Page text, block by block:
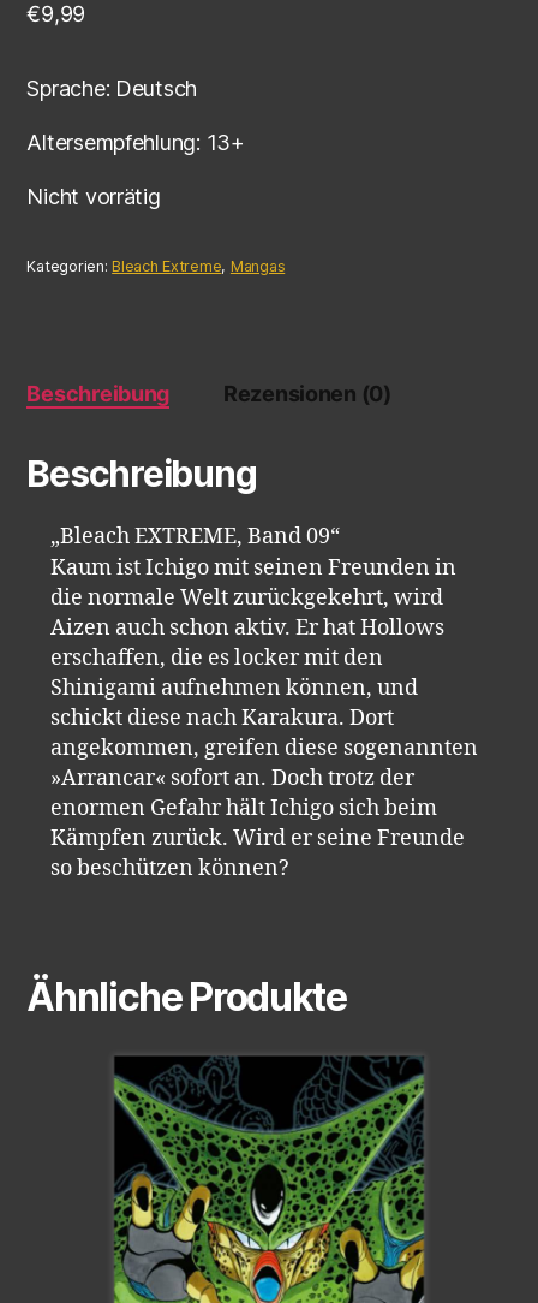
€9,99
Sprache: Deutsch
Altersempfehlung: 13+
Nicht vorrätig
Kategorien: Bleach Extreme, Mangas
Beschreibung Rezensionen (0)
Beschreibung
„Bleach EXTREME, Band 09“
Kaum ist Ichigo mit seinen Freunden in
die normale Welt zurückgekehrt, wird
Aizen auch schon aktiv. Er hat Hollows
erschaffen, die es locker mit den
Shinigami aufnehmen können, und
schickt diese nach Karakura. Dort
angekommen, greifen diese sogenannten
»Arrancar« sofort an. Doch trotz der
enormen Gefahr hält Ichigo sich beim
Kämpfen zurück. Wird er seine Freunde
so beschützen können?
Ähnliche Produkte